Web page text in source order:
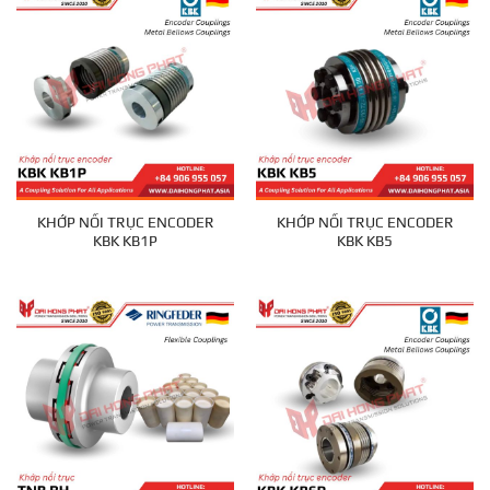
KHỚP NỐI TRỤC ENCODER
KBK KB1P
KHỚP NỐI TRỤC ENCODER
KBK KB5